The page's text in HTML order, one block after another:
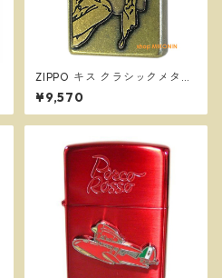
ZIPPO キス クラシックメタル
BS ブラス ユーズド仕上げ ウ
ィンディ ジッポー
¥9,570